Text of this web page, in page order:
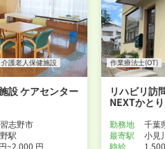
介護老人保健施設
設 ケアセンター
志野市
駅
~2,000 円
作業療法士(OT)
リハビリ訪
NEXTかとり
勤務地
千葉
最寄駅
小見
時給